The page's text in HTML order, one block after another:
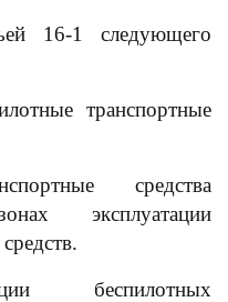
16-1 следующего
транспортные
средства
эксплуатации
беспилотных